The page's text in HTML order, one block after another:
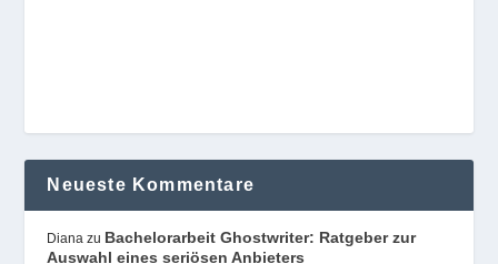
Neueste Kommentare
Diana zu Bachelorarbeit Ghostwriter: Ratgeber zur
Auswahl eines seriösen Anbieters